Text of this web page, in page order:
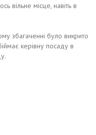
вільне місце, навіть в
збагаченні було викрито
керівну посаду в